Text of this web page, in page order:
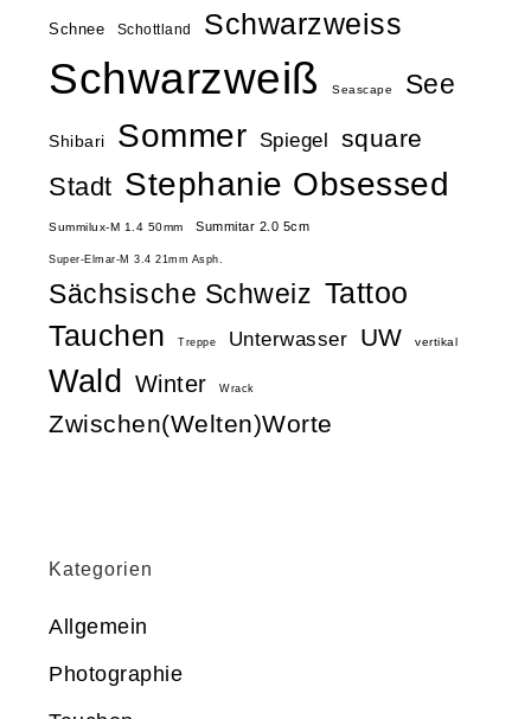
Schnee Schottland Schwarzweiss
Schwarzweiß Seascape See
Shibari Sommer Spiegel square
Stadt Stephanie Obsessed
Summilux-M 1.4 50mm Summitar 2.0 5cm
Super-Elmar-M 3.4 21mm Asph.
Sächsische Schweiz Tattoo
Tauchen
Treppe Unterwasser UW vertikal
Wald Winter Wrack
Zwischen(Welten)Worte
Kategorien
Allgemein
Photographie